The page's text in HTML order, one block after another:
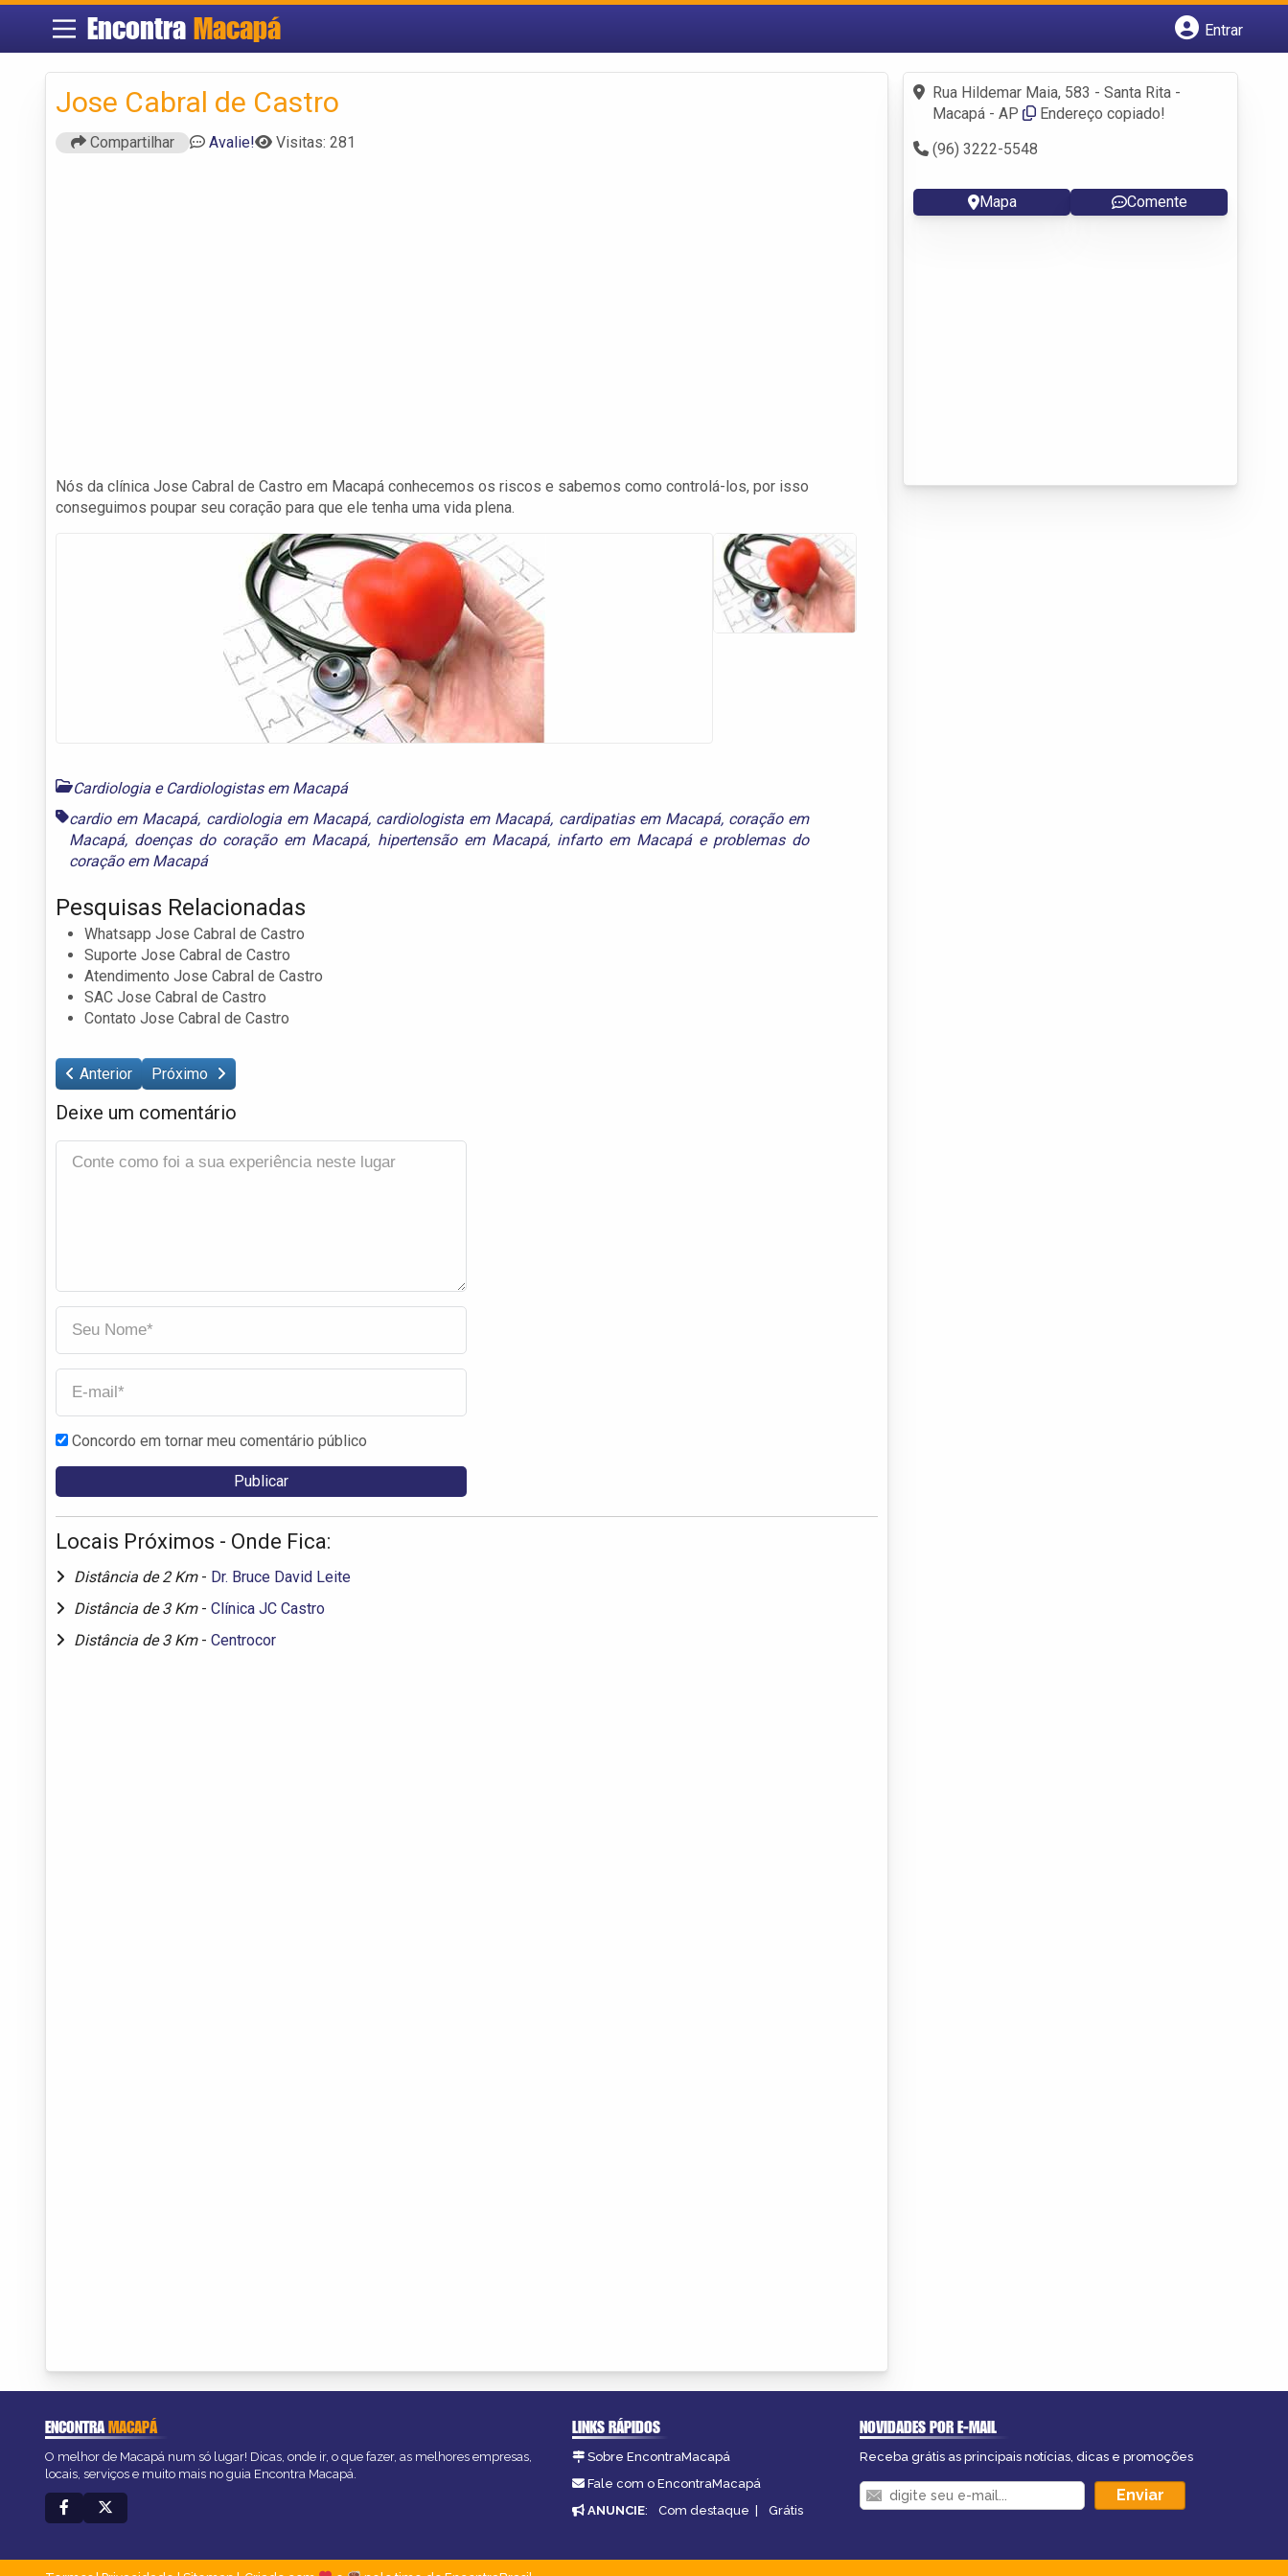
Encontra Macapá
Entrar
Fazer login
Criar conta
Jose Cabral de Castro
Compartilhar Avalie! Visitas: 281
Nós da clínica Jose Cabral de Castro em Macapá conhecemos os riscos e sabemos como controlá-los, por isso
conseguimos poupar seu coração para que ele tenha uma vida plena.
Cardiologia e Cardiologistas em Macapá
cardio em Macapá, cardiologia em Macapá, cardiologista em Macapá, cardipatias em Macapá, coração em
Macapá, doenças do coração em Macapá, hipertensão em Macapá, infarto em Macapáe problemas do
coração em Macapá
Pesquisas Relacionadas
Whatsapp Jose Cabral de Castro
Suporte Jose Cabral de Castro
Atendimento Jose Cabral de Castro
SAC Jose Cabral de Castro
Contato Jose Cabral de Castro
Anterior Próximo
Deixe um comentário
Concordo em tornar meu comentário público
Locais Próximos - Onde Fica:
Distância de 2 Km - Dr. Bruce David Leite
Distância de 3 Km - Clínica JC Castro
Distância de 3 Km - Centrocor
Rua Hildemar Maia, 583 - Santa Rita -
Macapá - AP
Endereço copiado!
(96) 3222-5548
Mapa Comente
ENCONTRAMACAPÁ
O melhor de Macapá num só lugar! Dicas, onde ir, o que fazer, as melhores empresas,
locais, serviços e muito mais no guia Encontra Macapá.
LINKS RÁPIDOS
Sobre EncontraMacapá
Fale com o EncontraMacapá
ANUNCIE: Com destaque | Grátis
NOVIDADES POR E-MAIL
Receba grátis as principais notícias, dicas e promoções